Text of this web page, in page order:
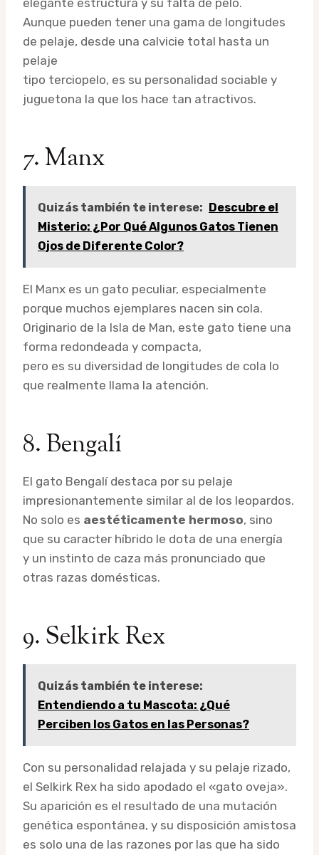
Aunque pueden tener una gama de longitudes
de pelaje, desde una calvicie total hasta un
pelaje
tipo terciopelo, es su personalidad sociable y
juguetona la que los hace tan atractivos.
7. Manx
Quizás también te interese: Descubre el
Misterio: ¿Por Qué Algunos Gatos Tienen
Ojos de Diferente Color?
El Manx es un gato peculiar, especialmente
porque muchos ejemplares nacen sin cola.
Originario de la Isla de Man, este gato tiene una
forma redondeada y compacta,
pero es su diversidad de longitudes de cola lo
que realmente llama la atención.
8. Bengalí
El gato Bengalí destaca por su pelaje
impresionantemente similar al de los leopardos.
No solo es aestéticamente hermoso, sino
que su caracter híbrido le dota de una energía
y un instinto de caza más pronunciado que
otras razas domésticas.
9. Selkirk Rex
Quizás también te interese:
Entendiendo a tu Mascota: ¿Qué
Perciben los Gatos en las Personas?
Con su personalidad relajada y su pelaje rizado,
el Selkirk Rex ha sido apodado el «gato oveja».
Su aparición es el resultado de una mutación
genética espontánea, y su disposición amistosa
es solo una de las razones por las que ha sido